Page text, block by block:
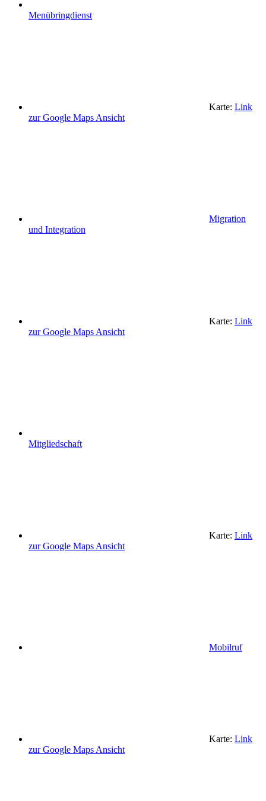
Menübringdienst
Karte: Link
zur Google Maps Ansicht
Migration
und Integration
Karte: Link
zur Google Maps Ansicht
Mitgliedschaft
Karte: Link
zur Google Maps Ansicht
Mobilruf
Karte: Link
zur Google Maps Ansicht